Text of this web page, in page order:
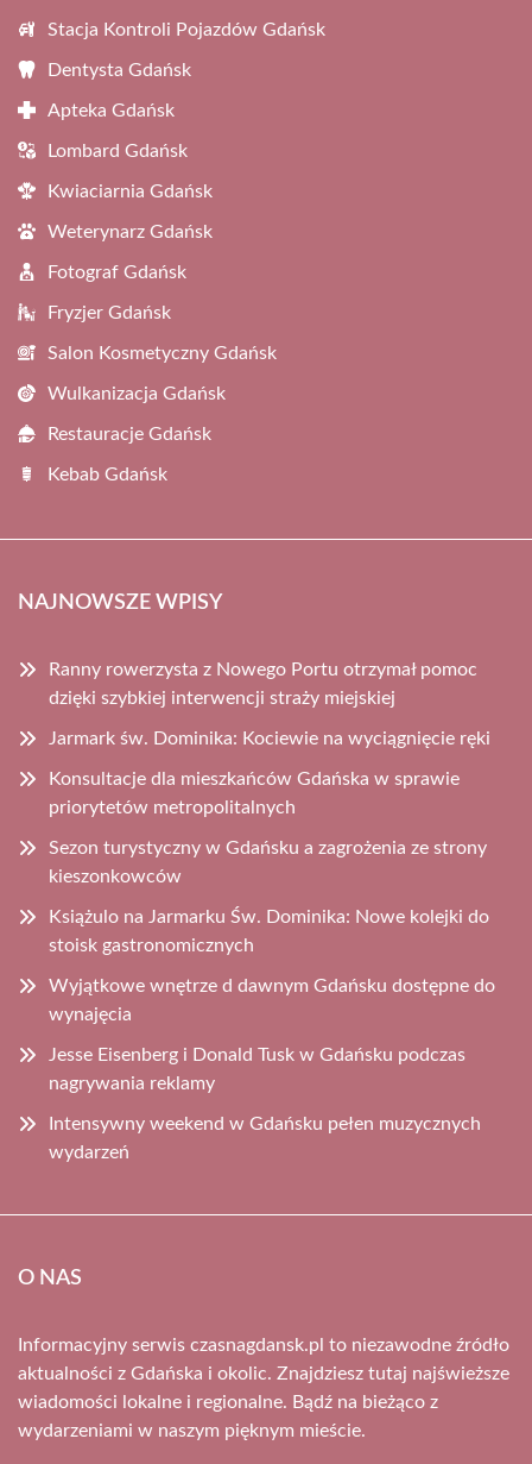
Stacja Kontroli Pojazdów Gdańsk
Dentysta Gdańsk
Apteka Gdańsk
Lombard Gdańsk
Kwiaciarnia Gdańsk
Weterynarz Gdańsk
Fotograf Gdańsk
Fryzjer Gdańsk
Salon Kosmetyczny Gdańsk
Wulkanizacja Gdańsk
Restauracje Gdańsk
Kebab Gdańsk
NAJNOWSZE WPISY
Ranny rowerzysta z Nowego Portu otrzymał pomoc
dzięki szybkiej interwencji straży miejskiej
Jarmark św. Dominika: Kociewie na wyciągnięcie ręki
Konsultacje dla mieszkańców Gdańska w sprawie
priorytetów metropolitalnych
Sezon turystyczny w Gdańsku a zagrożenia ze strony
kieszonkowców
Książulo na Jarmarku Św. Dominika: Nowe kolejki do
stoisk gastronomicznych
Wyjątkowe wnętrze d dawnym Gdańsku dostępne do
wynajęcia
Jesse Eisenberg i Donald Tusk w Gdańsku podczas
nagrywania reklamy
Intensywny weekend w Gdańsku pełen muzycznych
wydarzeń
O NAS
Informacyjny serwis czasnagdansk.pl to niezawodne źródło
aktualności z Gdańska i okolic. Znajdziesz tutaj najświeższe
wiadomości lokalne i regionalne. Bądź na bieżąco z
wydarzeniami w naszym pięknym mieście.